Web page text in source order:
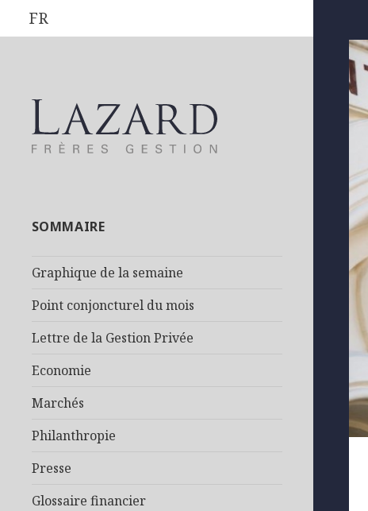
FR
SOMMAIRE
Graphique de la semaine
Point conjoncturel du mois
Lettre de la Gestion Privée
Economie
Marchés
Philanthropie
Presse
Glossaire financier